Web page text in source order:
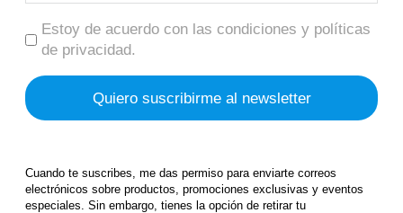
Estoy de acuerdo con las condiciones y políticas
de privacidad.
Cuando te suscribes, me das permiso para enviarte correos
electrónicos sobre productos, promociones exclusivas y eventos
especiales. Sin embargo, tienes la opción de retirar tu